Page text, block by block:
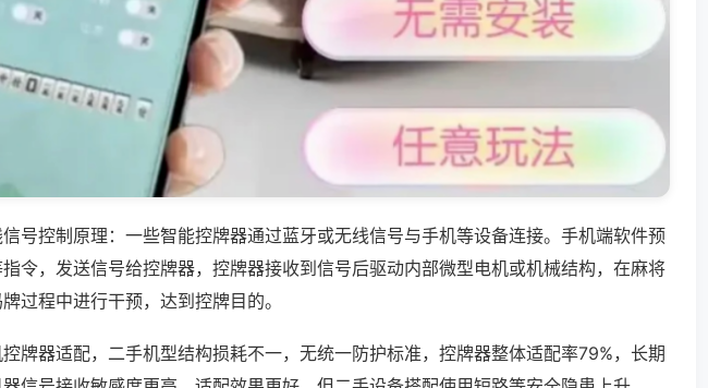
号控制原理：一些智能控牌器通过蓝牙或无线信号与手机等设备连接。手机端软件预
令，发送信号给控牌器，控牌器接收到信号后驱动内部微型电机或机械结构，在麻将
过程中进行干预，达到控牌目的。
牌器适配，二手机型结构损耗不一，无统一防护标准，控牌器整体适配率79%，长期